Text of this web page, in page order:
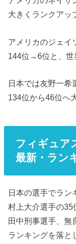
大きくランクアッ
アメリカのジェイ
144位→6位と、世
日本では友野一希
134位から46位へ
フィギュア
最新・ラン
日本の選手でラン
村上大介選手の35
田中刑事選手、無
ランキングを落と